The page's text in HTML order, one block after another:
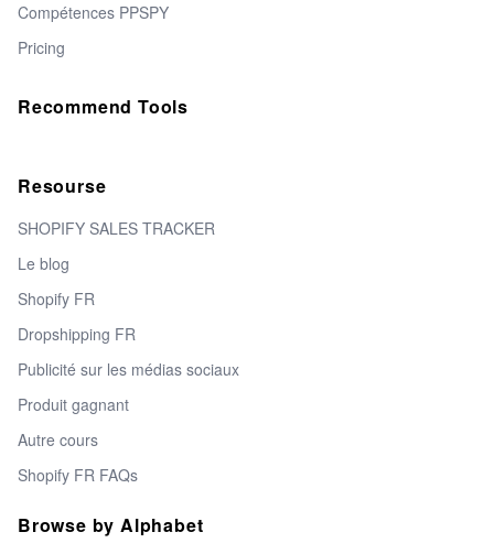
Compétences PPSPY
Pricing
Recommend Tools
Resourse
SHOPIFY SALES TRACKER
Le blog
Shopify FR
Dropshipping FR
Publicité sur les médias sociaux
Produit gagnant
Autre cours
Shopify FR FAQs
Browse by Alphabet